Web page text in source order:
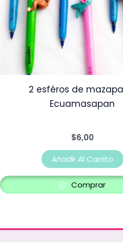
2 esféros de
Ecuamasapan
$6,00
Añadir Al Carrito
Comprar